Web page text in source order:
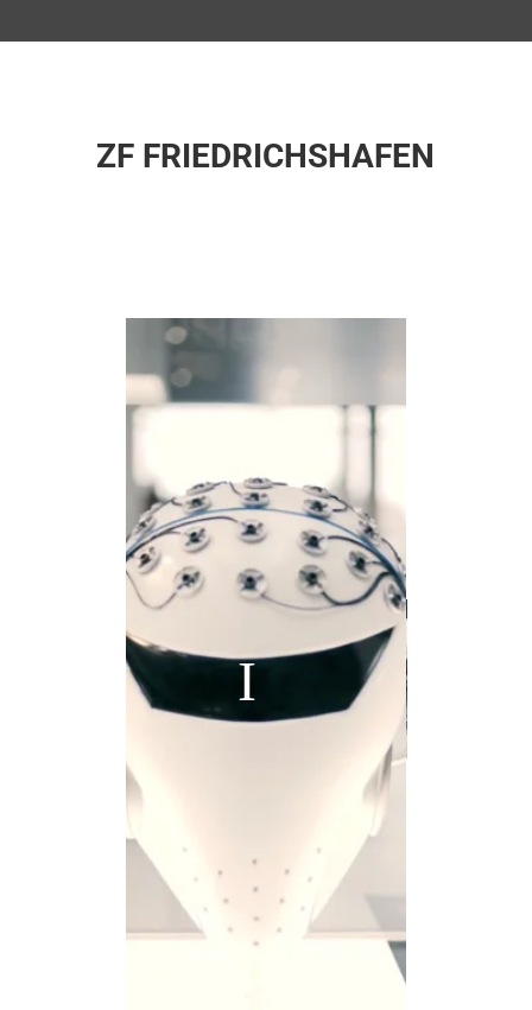
ZF FRIEDRICHSHAFEN